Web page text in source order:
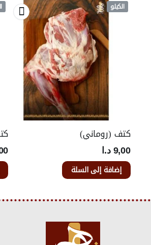
الكيلو
كتف (روماني)
9,00 د.ا
إضافة إلى السلة